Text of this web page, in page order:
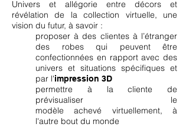
Univers et allégorie entre décors et
révélation de la collection virtuelle, une
vision du futur, à savoir :
proposer à des clientes à l’étranger
des robes qui peuvent être
confectionnées en rapport avec des
univers et situations spécifiques et
par l'impression 3D
permettre à la cliente de
prévisualiser le
modèle achevé virtuellement, à
l'autre bout du monde